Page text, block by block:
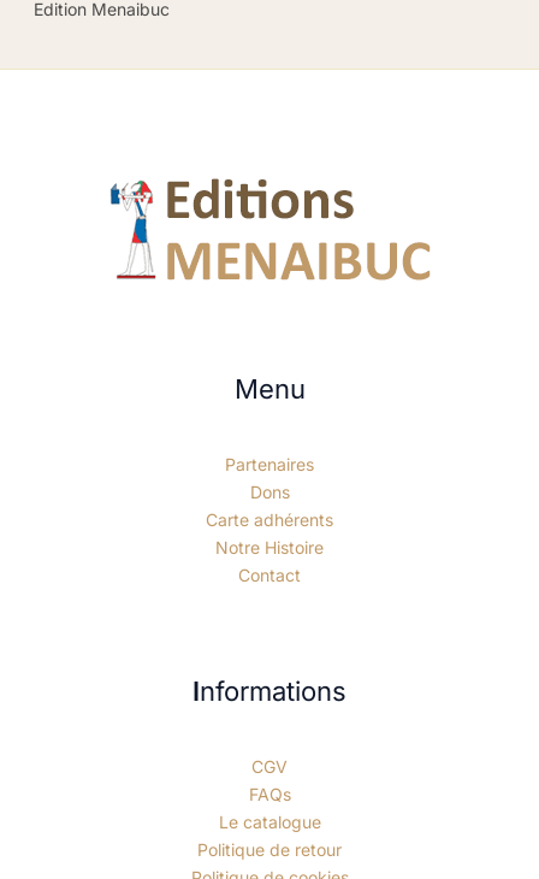
Edition Menaibuc
Menu
Partenaires
Dons
Carte adhérents
Notre Histoire
Contact
Informations
CGV
FAQs
Le catalogue
Politique de retour